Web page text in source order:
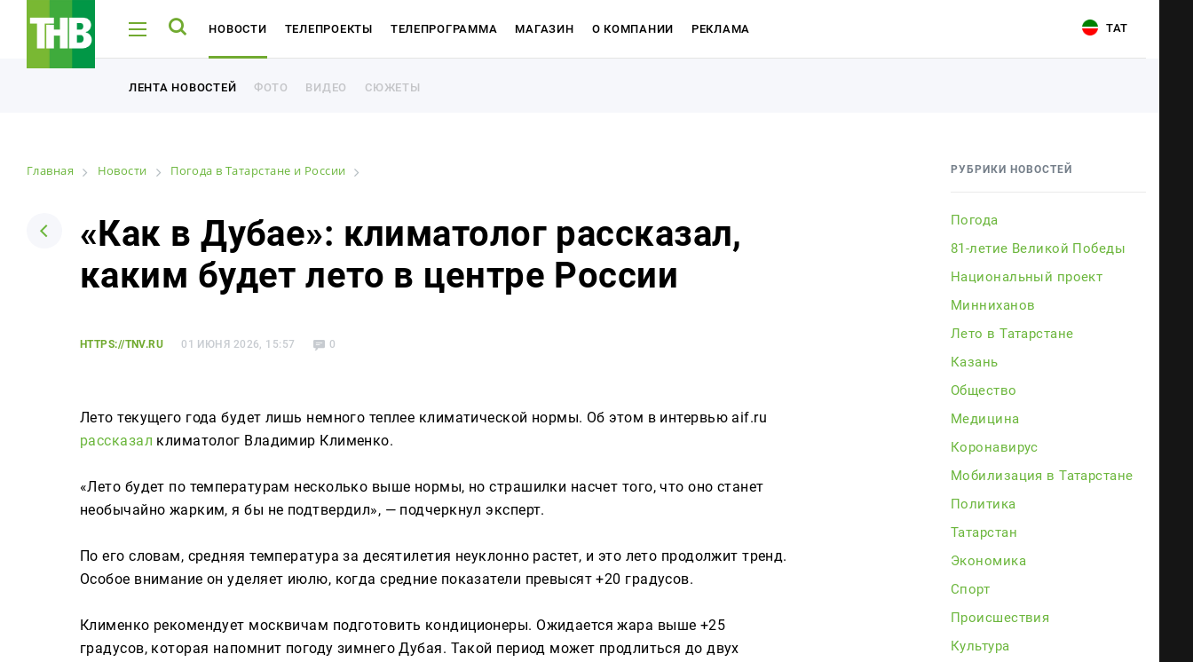
НОВОСТИ
ЛЕНТА НОВОСТЕЙ ФОТО ВИДЕО СЮЖЕТЫ
ТЕЛЕПРОЕКТЫ ТЕЛЕПРОГРАММА
ТНВ-ТАТАРСТАН ТНВ-ПЛАНЕТА
МАГАЗИН О КОМПАНИИ РЕКЛАМА ТАТ
ЛЕНТА НОВОСТЕЙ ФОТО ВИДЕО СЮЖЕТЫ
Сюжеты
Телепроекты
Телепрограмма
ТНВ-Планета
Главная Новости Погода в Татарстане и России
«Как в Дубае»: климатолог рассказал,
каким будет лето в центре России
HTTPS://TNV.RU 01 ИЮНЯ 2026, 15:57 0
Лето текущего года будет лишь немного теплее климатической нормы. Об этом в интервью aif.ru
рассказал климатолог Владимир Клименко.
«Лето будет по температурам несколько выше нормы, но страшилки насчет того, что оно станет
необычайно жарким, я бы не подтвердил», — подчеркнул эксперт.
По его словам, средняя температура за десятилетия неуклонно растет, и это лето продолжит тренд.
Особое внимание он уделяет июлю, когда средние показатели превысят +20 градусов.
Клименко рекомендует москвичам подготовить кондиционеры. Ожидается жара выше +25
градусов, которая напомнит погоду зимнего Дубая. Такой период может продлиться до двух
РУБРИКИ НОВОСТЕЙ
Погода
81-летие Великой Победы
Национальный проект
Минниханов
Лето в Татарстане
Казань
Общество
Медицина
Коронавирус
Мобилизация в Татарстане
Политика
Татарстан
Экономика
Спорт
Происшествия
Культура